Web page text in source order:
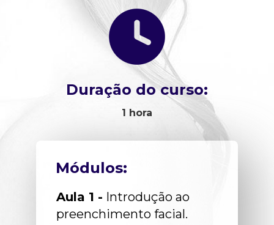
1 hora
Duração do curso:
Módulos:
Aula 1 - Introdução ao
preenchimento facial.